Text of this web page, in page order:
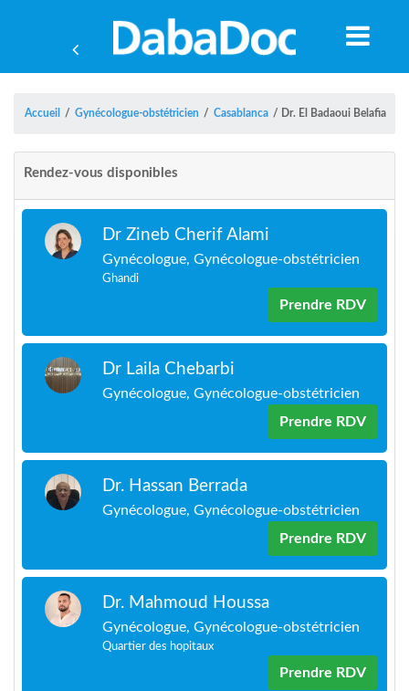
Accueil / Gynécologue-obstétricien / Casablanca / Dr. El Badaoui Belafia
Rendez-vous disponibles
Dr Zineb Cherif Alami
Gynécologue, Gynécologue-obstétricien
Ghandi
Prendre RDV
Dr Laila Chebarbi
Gynécologue, Gynécologue-obstétricien
Prendre RDV
Dr. Hassan Berrada
Gynécologue, Gynécologue-obstétricien
Prendre RDV
Dr. Mahmoud Houssa
Gynécologue, Gynécologue-obstétricien
Quartier des hopitaux
Prendre RDV